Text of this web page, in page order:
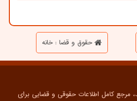
حقوق و قضا : خانه
اطلاعات حقوقی - JUDCMS، مرجع کامل اطلاعات حقوقی و قضایی برای